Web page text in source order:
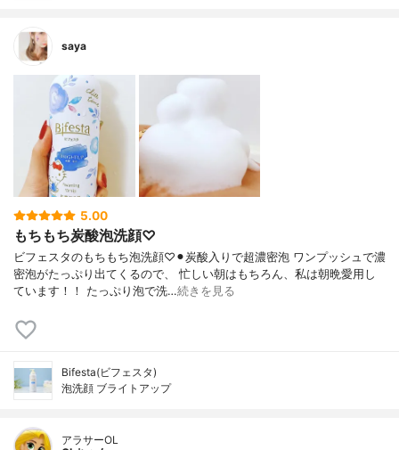
saya
5.00
もちもち炭酸泡洗顔♡
ビフェスタのもちもち泡洗顔♡⚫︎炭酸入りで超濃密泡 ワンプッシュで濃
密泡がたっぷり出てくるので、 忙しい朝はもちろん、私は朝晩愛用し
ています！！ たっぷり泡で洗…続きを見る
Bifesta(ビフェスタ)
泡洗顔 ブライトアップ
アラサーOL